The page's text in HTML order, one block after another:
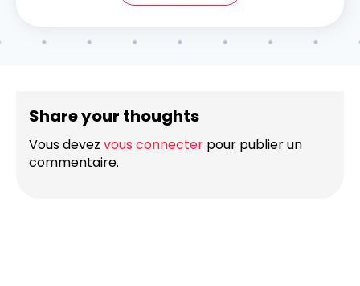
Share your thoughts
Vous devez vous connecter pour publier un
commentaire.